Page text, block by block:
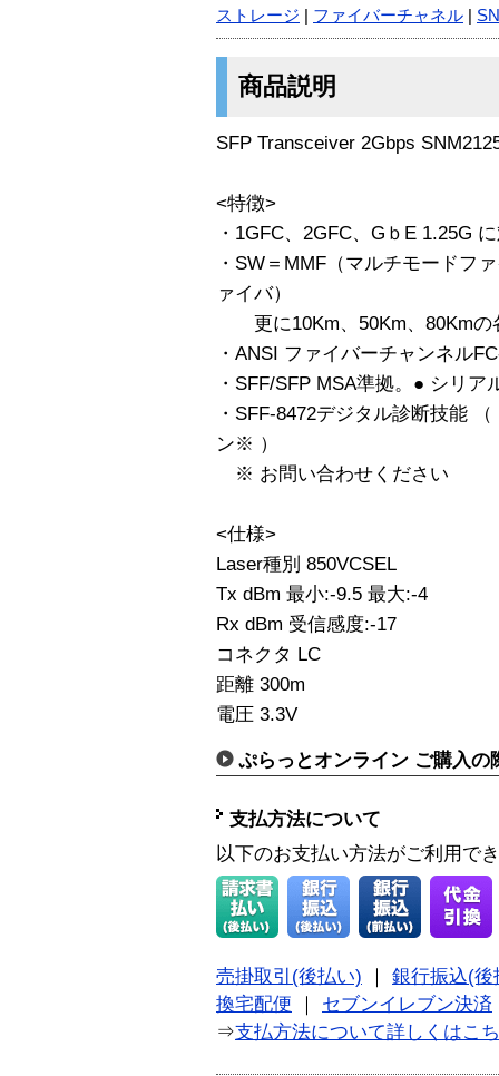
ストレージ ファイバーチャネル
商品説明
SFP Transceiver 2Gbps
<特徴>
・1GFC、2GFC、GｂE 1.25G
・SW＝MMF（マルチモードフ
ァイバ）
更に10Km、50Km、80Kmの
・ANSI ファイバーチャンネル
・SFF/SFP MSA準拠。● シリア
・SFF-8472デジタル診断技能
ン※ ）
※ お問い合わせください
<仕様>
Laser種別 850VCSEL
Tx dBm 最小:-9.5 最大:-4
Rx dBm 受信感度:-17
コネクタ LC
距離 300m
電圧 3.3V
ぷらっとオンライン ご購入の
支払方法について
以下のお支払い方法がご利用で
売掛取引(後払い)
銀行振込(後
換宅配便
セブンイレブン決済
⇒支払方法について詳しくはこ